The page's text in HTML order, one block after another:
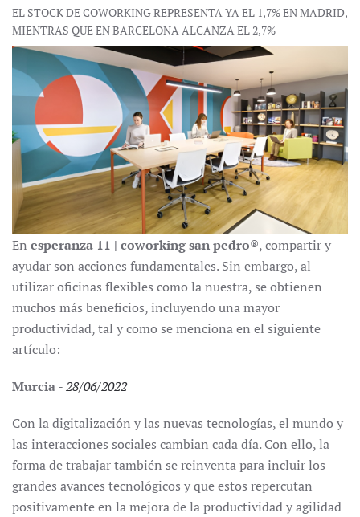
EL STOCK DE COWORKING REPRESENTA YA EL 1,7% EN MADRID,
MIENTRAS QUE EN BARCELONA ALCANZA EL 2,7%
En esperanza 11 | coworking san pedro®, compartir y
ayudar son acciones fundamentales. Sin embargo, al
utilizar oficinas flexibles como la nuestra, se obtienen
muchos más beneficios, incluyendo una mayor
productividad, tal y como se menciona en el siguiente
artículo:
Murcia-28/06/2022
Con la digitalización y las nuevas tecnologías, el mundo y
las interacciones sociales cambian cada día. Con ello, la
forma de trabajar también se reinventa para incluir los
grandes avances tecnológicos y que estos repercutan
positivamente en la mejora de la productividad y agilidad